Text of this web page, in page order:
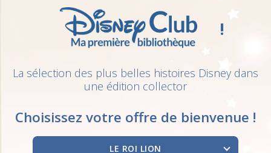
!
La sélection des plus belles histoires Disney dans
une édition collector
Choisissez votre offre de bienvenue !
LE ROI LION